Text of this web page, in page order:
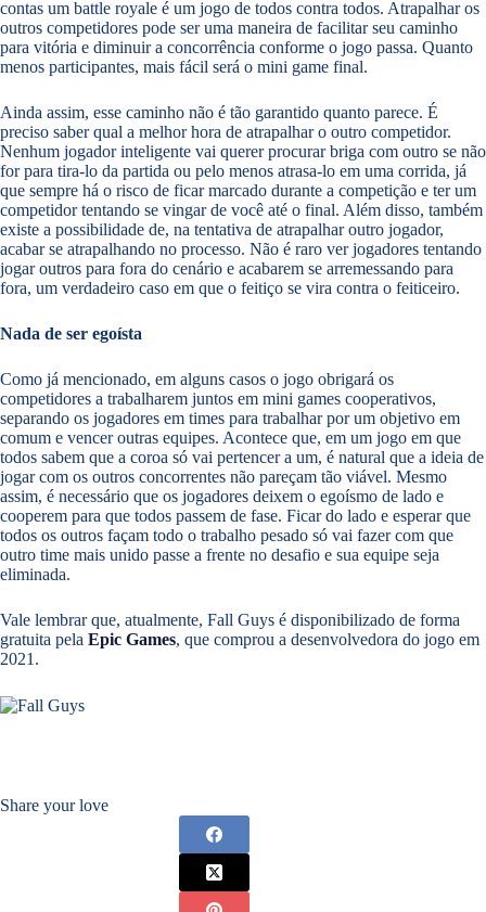
contas um battle royale é um jogo de todos contra todos. Atrapalhar os
outros competidores pode ser uma maneira de facilitar seu caminho
para vitória e diminuir a concorrência conforme o jogo passa. Quanto
menos participantes, mais fácil será o mini game final.
Ainda assim, esse caminho não é tão garantido quanto parece. É
preciso saber qual a melhor hora de atrapalhar o outro competidor.
Nenhum jogador inteligente vai querer procurar briga com outro se não
for para tira-lo da partida ou pelo menos atrasa-lo em uma corrida, já
que sempre há o risco de ficar marcado durante a competição e ter um
competidor tentando se vingar de você até o final. Além disso, também
existe a possibilidade de, na tentativa de atrapalhar outro jogador,
acabar se atrapalhando no processo. Não é raro ver jogadores tentando
jogar outros para fora do cenário e acabarem se arremessando para
fora, um verdadeiro caso em que o feitiço se vira contra o feiticeiro.
Nada de ser egoísta
Como já mencionado, em alguns casos o jogo obrigará os
competidores a trabalharem juntos em mini games cooperativos,
separando os jogadores em times para trabalhar por um objetivo em
comum e vencer outras equipes. Acontece que, em um jogo em que
todos sabem que a coroa só vai pertencer a um, é natural que a ideia de
jogar com os outros concorrentes não pareçam tão viável. Mesmo
assim, é necessário que os jogadores deixem o egoísmo de lado e
cooperem para que todos passem de fase. Ficar do lado e esperar que
todos os outros façam todo o trabalho pesado só vai fazer com que
outro time mais unido passe a frente no desafio e sua equipe seja
eliminada.
Vale lembrar que, atualmente, Fall Guys é disponibilizado de forma
gratuita pela Epic Games, que comprou a desenvolvedora do jogo em
2021.
Share your love